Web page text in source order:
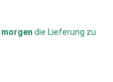
morgen die Lieferung zu